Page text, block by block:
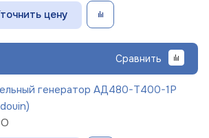
цену
Сравнить
генератор АД480-Т400-1Р